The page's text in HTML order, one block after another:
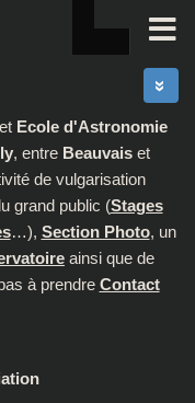
Ecole d'Astronomie
, entre Beauvais et
de vulgarisation
grand public (Stages
…), Section Photo, un
ainsi que de
à prendre Contact